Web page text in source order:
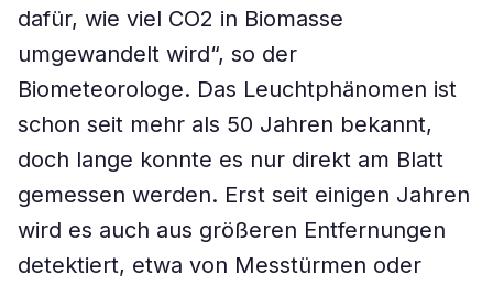
dafür, wie viel CO2 in Biomasse
umgewandelt wird“, so der
Biometeorologe. Das Leuchtphänomen ist
schon seit mehr als 50 Jahren bekannt,
doch lange konnte es nur direkt am Blatt
gemessen werden. Erst seit einigen Jahren
wird es auch aus größeren Entfernungen
detektiert, etwa von Messtürmen oder